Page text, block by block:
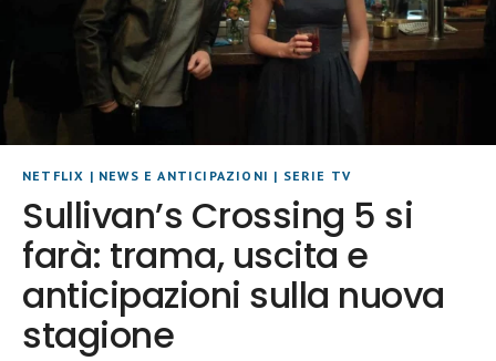
NETFLIX | NEWS E ANTICIPAZIONI | SERIE TV
Sullivan’s Crossing 5 si
farà: trama, uscita e
anticipazioni sulla nuova
stagione